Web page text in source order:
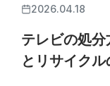
2026.04.18
テレビの処
とリサイク